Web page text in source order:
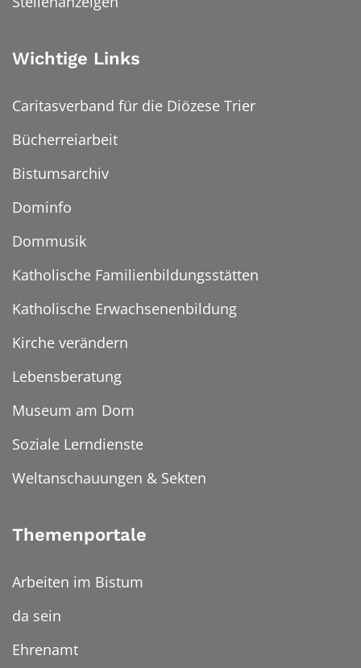
Wichtige Links
Caritasverband für die Diözese Trier
Bücherreiarbeit
Bistumsarchiv
Dominfo
Dommusik
Katholische Familienbildungsstätten
Katholische Erwachsenenbildung
Kirche verändern
Lebensberatung
Museum am Dom
Soziale Lerndienste
Weltanschauungen & Sekten
Themenportale
Arbeiten im Bistum
da sein
Ehrenamt